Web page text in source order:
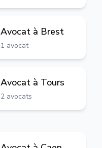
Avocat à Brest
1 avocat
Avocat à Tours
2 avocats